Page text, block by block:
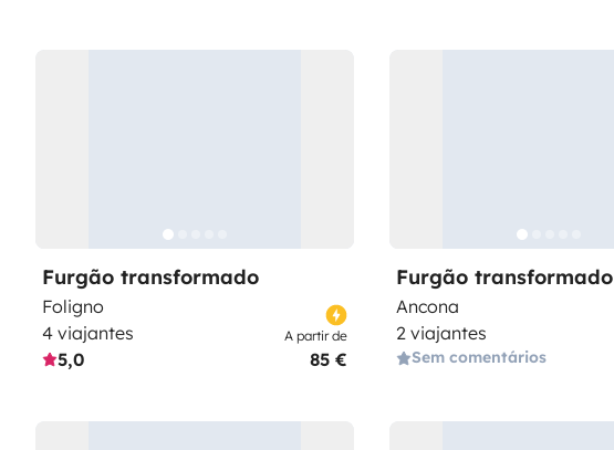
Furgão transformado
Foligno
4 viajantes
5,0
A partir de
85 €
Furgão transformado
Ancona
2 viajantes
Sem comentários